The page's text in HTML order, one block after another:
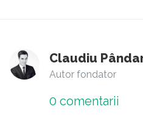
Claudiu
Autor fondator
0 comentarii